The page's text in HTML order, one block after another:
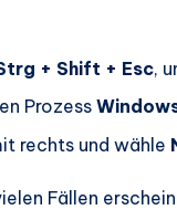
+ Shift + Esc,
Prozess
rechts und wähle
Fällen